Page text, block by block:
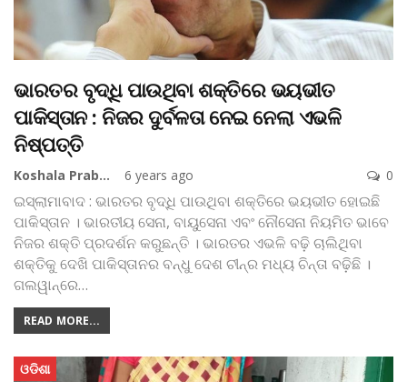
ଭାରତର ବୃଦ୍ଧି ପାଉଥିବା ଶକ୍ତିରେ ଭୟଭୀତ
ପାକିସ୍ତାନ : ନିଜର ଦୁର୍ବଳତା ନେଇ ନେଲା ଏଭଳି
ନିଷ୍ପତ୍ତି
Koshala Prabaha 6 years ago 0
ଇସ୍‌ଲାମାବାଦ : ଭାରତର ବୃଦ୍ଧି ପାଉଥିବା ଶକ୍ତିରେ ଭୟଭୀତ ହୋଇଛି
ପାକିସ୍ତାନ । ଭାରତୀୟ ସେନା, ବାୟୁସେନା ଏବଂ ନୌସେନା ନିୟମିତ ଭାବେ
ନିଜର ଶକ୍ତି ପ୍ରଦର୍ଶନ କରୁଛନ୍ତି । ଭାରତର ଏଭଳି ବଢ଼ି ଚାଲିଥିବା
ଶକ୍ତିକୁ ଦେଖି ପାକିସ୍ତାନର ବନ୍ଧୁ ଦେଶ ଚୀନ୍‌ର ମଧ୍ୟ ଚିନ୍ତା ବଢ଼ିଛି ।
ଗଲୱାନ୍‌ରେ…
READ MORE...
ଓଡିଶା